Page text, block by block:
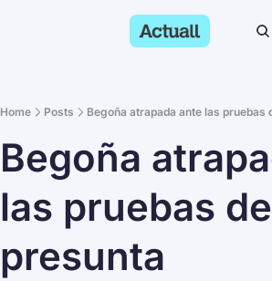
Home Posts Begoña atrapada ante las
Begoña
las pruebas de
presunta